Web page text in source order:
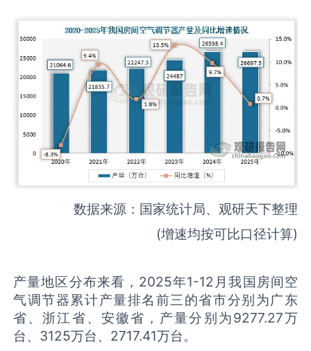
数据来源：国家统计局、观研天下整理
(增速均按可比口径计算)
产量地区分布来看，2025年1-12月我国房间空
气调节器累计产量排名前三的省市分别为广东
省、浙江省、安徽省，产量分别为9277.27万
台、3125万台、2717.41万台。